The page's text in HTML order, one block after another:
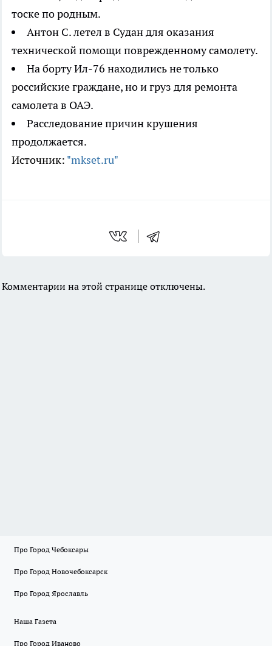
тоске по родным.
Антон С. летел в Судан для оказания
технической помощи поврежденному самолету.
На борту Ил-76 находились не только
российские граждане, но и груз для ремонта
самолета в ОАЭ.
Расследование причин крушения
продолжается.
Источник: "mkset.ru"
Комментарии на этой странице отключены.
Про Город Чебоксары
Про Город Новочебоксарск
Про Город Ярославль
Наша Газета
Про Город Иваново